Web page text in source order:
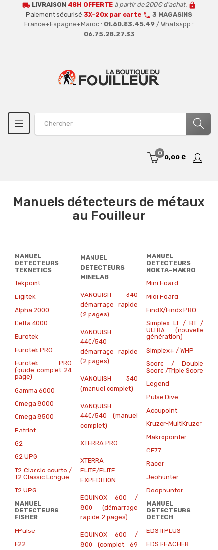
local_shippingLIVRAISON 48H OFFERTE à partir de 200€ d'achat. lock
Paiement sécurisé 3X-20x par carte call 3 MAGASINS
France+Espagne+Maroc : 01.60.83.45.49 / Whatsapp :
06.75.28.27.33
0
0,00 €
Manuels détecteurs de métaux
au Fouilleur
MANUEL
DETECTEURS
TEKNETICS
Tekpoint
Digitek
Alpha 2000
Delta 4000
Eurotek
Eurotek PRO
Eurotek PRO
(guide complet 24
page)
Gamma 6000
Omega 8000
Omega 8500
Patriot
G2
G2 UPG
T2 Classic courte /
T2 Classic Longue
T2 UPG
MANUEL
DETECTEURS
FISHER
FPulse
F22
MANUEL
DETECTEURS
MINELAB
VANQUISH 340
démarrage rapide
(2 pages)
VANQUISH
440/540
démarrage rapide
(2 pages)
VANQUISH 340
(manuel complet)
VANQUISH
440/540 (manuel
complet)
XTERRA PRO
XTERRA
ELITE/ELITE
EXPEDITION
EQUINOX 600 /
800 (démarrage
rapide 2 pages)
EQUINOX 600 /
800 (complet 69
MANUEL
DETECTEURS
NOKTA-MAKRO
Mini Hoard
Midi Hoard
FindX/Findx PRO
Simplex LT / BT /
ULTRA (nouvelle
génération)
Simplex+ / WHP
Score / Double
Score /Triple Score
Legend
Pulse Dive
Accupoint
Kruzer-MultiKruzer
Makropointer
CF77
Racer
Jeohunter
Deephunter
MANUEL
DETECTEURS
DETECH
EDS II PLUS
EDS REACHER